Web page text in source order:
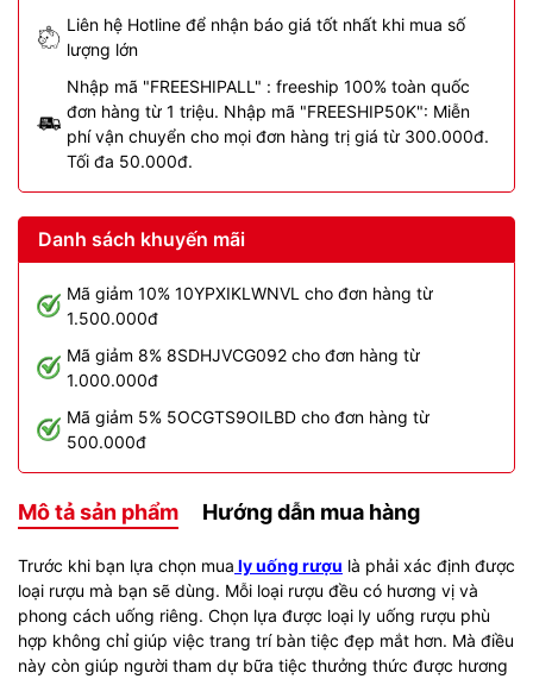
Liên hệ Hotline để nhận báo giá tốt nhất khi mua số
lượng lớn
Nhập mã "FREESHIPALL" : freeship 100% toàn quốc
đơn hàng từ 1 triệu. Nhập mã "FREESHIP50K": Miễn
phí vận chuyển cho mọi đơn hàng trị giá từ 300.000đ.
Tối đa 50.000đ.
Danh sách khuyến mãi
Mã giảm 10% 10YPXIKLWNVL cho đơn hàng từ
1.500.000đ
Mã giảm 8% 8SDHJVCG092 cho đơn hàng từ
1.000.000đ
Mã giảm 5% 5OCGTS9OILBD cho đơn hàng từ
500.000đ
Mô tả sản phẩm Hướng dẫn mua hàng
Trước khi bạn lựa chọn mua ly uống rượu là phải xác định được
loại rượu mà bạn sẽ dùng. Mỗi loại rượu đều có hương vị và
phong cách uống riêng. Chọn lựa được loại ly uống rượu phù
hợp không chỉ giúp việc trang trí bàn tiệc đẹp mắt hơn. Mà điều
này còn giúp người tham dự bữa tiệc thưởng thức được hương